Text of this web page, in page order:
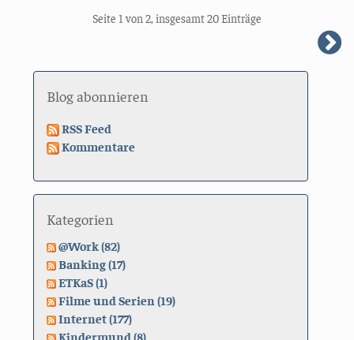
Seite 1 von 2, insgesamt 20 Einträge
Blog abonnieren
RSS Feed
Kommentare
Kategorien
@Work (82)
Banking (17)
ETKaS (1)
Filme und Serien (19)
Internet (177)
Kindermund (8)